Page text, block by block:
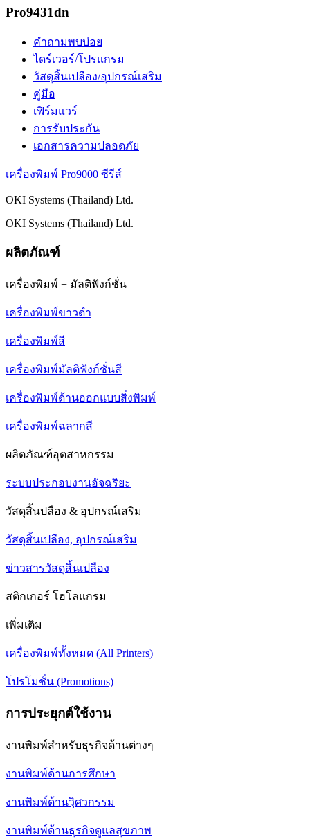
Pro9431dn
คำถามพบบ่อย
ไดร์เวอร์/โปรแกรม
วัสดุสิ้นเปลือง/อุปกรณ์เสริม
คู่มือ
เฟิร์มแวร์
การรับประกัน
เอกสารความปลอดภัย
เครื่องพิมพ์ Pro9000 ซีรีส์
OKI Systems (Thailand) Ltd.
OKI Systems (Thailand) Ltd.
ผลิตภัณฑ์
เครื่องพิมพ์ + มัลติฟังก์ชั่น
เครื่องพิมพ์ขาวดำ
เครื่องพิมพ์สี
เครื่องพิมพ์มัลติฟังก์ชั่นสี
เครื่องพิมพ์ด้านออกแบบสิ่งพิมพ์
เครื่องพิมพ์ฉลากสี
ผลิตภัณฑ์อุตสาหกรรม
ระบบประกอบงานอัจฉริยะ
วัสดุสิ้นปลือง & อุปกรณ์เสริม
วัสดุสิ้นเปลือง, อุปกรณ์เสริม
ข่าวสารวัสดุสิ้นเปลือง
สติกเกอร์ โฮโลแกรม
เพิ่มเติม
เครื่องพิมพ์ทั้งหมด (All Printers)
โปรโมชั่น (Promotions)
การประยุกต์ใช้งาน
งานพิมพ์สำหรับธุรกิจด้านต่างๆ
งานพิมพ์ด้านการศึกษา
งานพิมพ์ด้านวฺิศวกรรม
งานพิมพ์ด้านธุรกิจดูแลสุขภาพ